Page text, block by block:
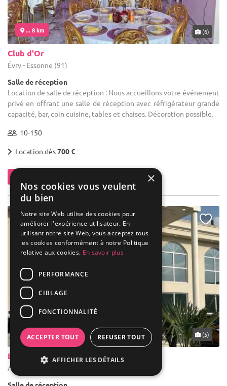
... 8 km (6)
Club d'Or
Évry - Essonne (91)
Salle de réception
Location de salle de réception : Nous accueillons votre événement
privé en offrant une salle de réception avec réfrigérateur grande
capacité, bar, coin cuisine, tables et chaises. Décoration possible.
10-150
Location dès700 €
NOUVEAU
... 8 km (5)
Le Palacio Reception
Avrainville - Essonne (91)
×
Nos cookies vous veulent
du bien
Notre site Web utilise des cookies pour
améliorer l'expérience utilisateur. En
utilisant notre site Web, vous acceptez tous
les cookies conformément à notre Politique
relative aux cookies. En savoir plus
PERFORMANCE
CIBLAGE
FONCTIONNALITÉ
ACCEPTER TOUT REFUSER TOUT
AFFICHER LES DÉTAILS